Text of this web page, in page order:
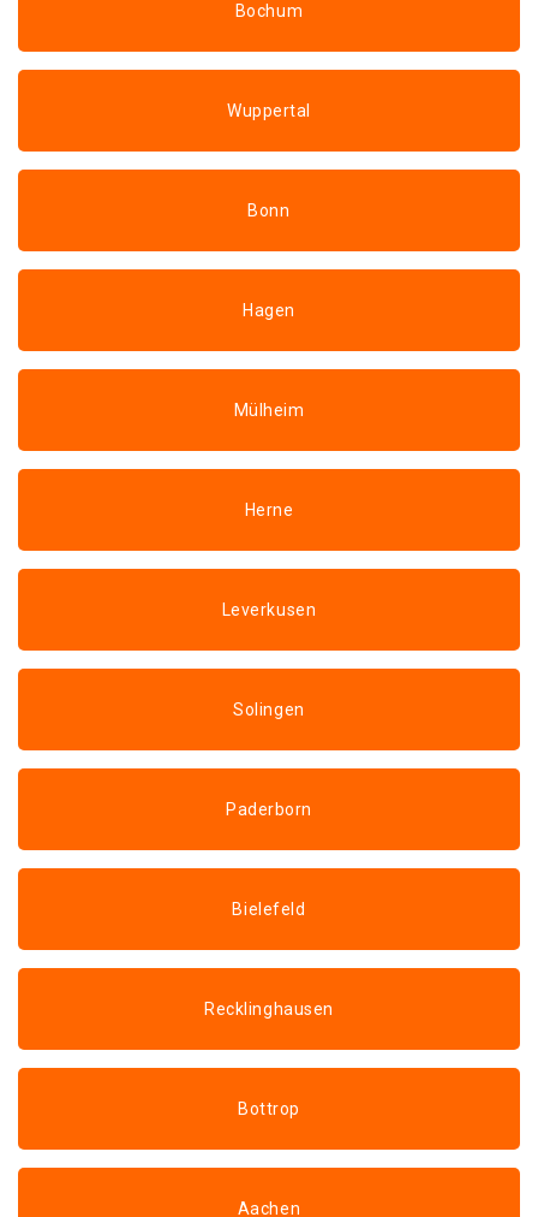
Bochum
Wuppertal
Bonn
Hagen
Mülheim
Herne
Leverkusen
Solingen
Paderborn
Bielefeld
Recklinghausen
Bottrop
Aachen